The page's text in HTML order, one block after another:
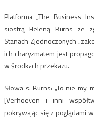
Platforma „The Business
siostrą Heleną Burns ze
Stanach Zjednoczonych
ich charyzmatem jest
w środkach przekazu.
Słowa s. Burns: „To nie my
[Verhoeven i inni
pokrywając się z poglądami